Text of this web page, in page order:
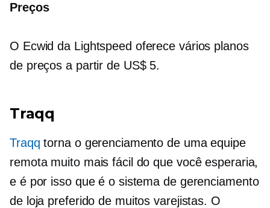
Preços
O Ecwid da Lightspeed oferece vários planos
de preços a partir de US$ 5.
Traqq
Traqq torna o gerenciamento de uma equipe
remota muito mais fácil do que você esperaria,
e é por isso que é o sistema de gerenciamento
de loja preferido de muitos varejistas. O